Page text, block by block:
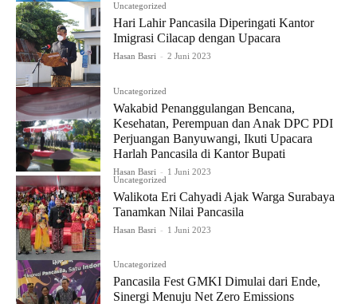
Uncategorized
Hari Lahir Pancasila Diperingati Kantor
Imigrasi Cilacap dengan Upacara
Hasan Basri - 2 Juni 2023
Uncategorized
Wakabid Penanggulangan Bencana,
Kesehatan, Perempuan dan Anak DPC PDI
Perjuangan Banyuwangi, Ikuti Upacara
Harlah Pancasila di Kantor Bupati
Hasan Basri - 1 Juni 2023
Uncategorized
Walikota Eri Cahyadi Ajak Warga Surabaya
Tanamkan Nilai Pancasila
Hasan Basri - 1 Juni 2023
Uncategorized
Pancasila Fest GMKI Dimulai dari Ende,
Sinergi Menuju Net Zero Emissions